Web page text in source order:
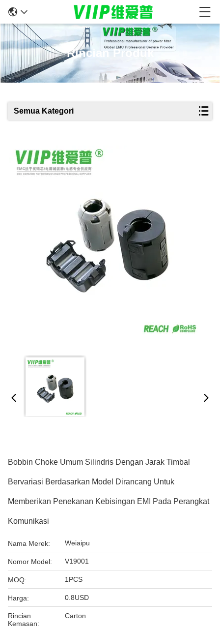
Rincian Produk
Semua Kategori
Bobbin Choke Umum Silindris Dengan Jarak Timbal
Bervariasi Berdasarkan Model Dirancang Untuk
Memberikan Penekanan Kebisingan EMI Pada Perangkat
Komunikasi
Nama Merek: Weiaipu
Nomor Model: V19001
MOQ: 1PCS
Harga: 0.8USD
Rincian
Kemasan:
Carton